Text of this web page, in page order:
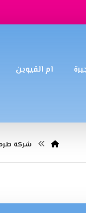
ام القيوين
شركة